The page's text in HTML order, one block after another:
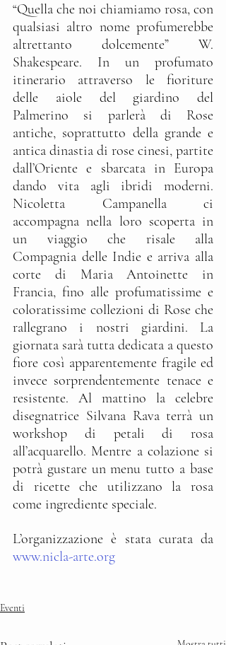
“Quella che noi chiamiamo rosa, con
qualsiasi altro nome profumerebbe
altrettanto dolcemente” W.
Shakespeare. In un profumato
itinerario attraverso le fioriture
delle aiole del giardino del
Palmerino si parlerà di Rose
antiche, soprattutto della grande e
antica dinastia di rose cinesi, partite
dall’Oriente e sbarcata in Europa
dando vita agli ibridi moderni.
Nicoletta Campanella ci
accompagna nella loro scoperta in
un viaggio che risale alla
Compagnia delle Indie e arriva alla
corte di Maria Antoinette in
Francia, fino alle profumatissime e
coloratissime collezioni di Rose che
rallegrano i nostri giardini. La
giornata sarà tutta dedicata a questo
fiore così apparentemente fragile ed
invece sorprendentemente tenace e
resistente. Al mattino la celebre
disegnatrice Silvana Rava terrà un
workshop di petali di rosa
all’acquarello. Mentre a colazione si
potrà gustare un menu tutto a base
di ricette che utilizzano la rosa
come ingrediente speciale.
www.nicla-arte.org
Eventi